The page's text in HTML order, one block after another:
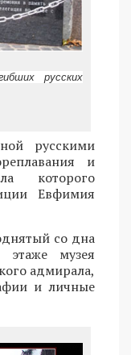
русских
русскими
и
которого
Евфимия
со дна
музея
адмирала,
и личные